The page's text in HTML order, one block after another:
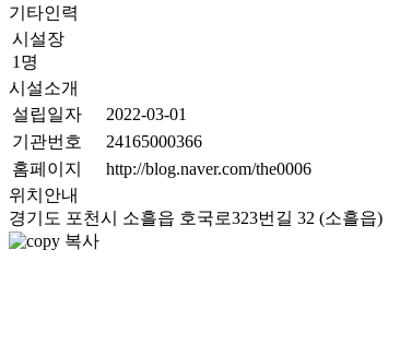
기타인력
시설장
1명
시설소개
설립일자
2022-03-01
기관번호
24165000366
홈페이지
http://blog.naver.com/the0006
위치안내
경기도 포천시 소흘읍 호국로323번길 32 (소흘읍)
복사